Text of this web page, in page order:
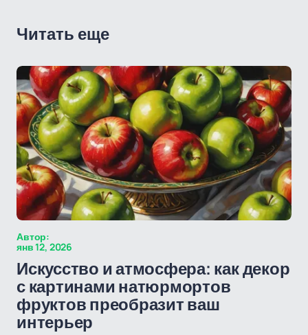
Читать еще
Автор:
янв 12, 2026
Искусство и атмосфера: как декор
с картинами натюрмортов
фруктов преобразит ваш
интерьер